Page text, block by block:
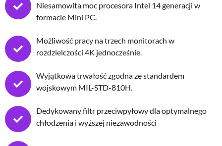
Niesamowita moc procesora Intel 14 generacji w
formacie Mini PC.
Możliwość pracy na trzech monitorach w
rozdzielczości 4K jednocześnie.
Wyjątkowa trwałość zgodna ze standardem
wojskowym MIL-STD-810H.
Dedykowany filtr przeciwpyłowy dla optymalnego
chłodzenia i wyższej niezawodności